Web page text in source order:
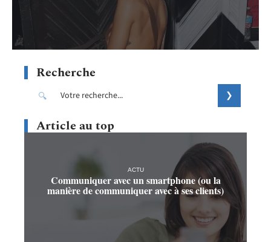
Recherche
Article au top
ACTU
Communiquer avec un smartphone (ou la
manière de communiquer avec à ses clients)